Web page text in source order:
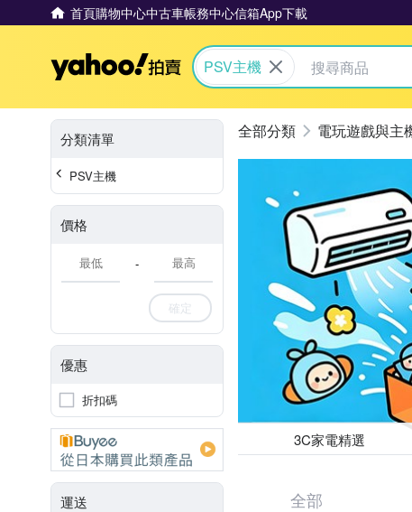
首頁購物中心中古車帳務中心信箱App下載
Yahoo拍賣
PSV主機
分類清單
PSV主機
價格
-
確定
優惠
折扣碼
運送
電玩遊戲與主
3C家電精選
全部